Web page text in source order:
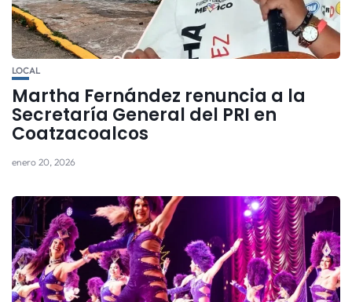
LOCAL
Martha Fernández renuncia a la
Secretaría General del PRI en
Coatzacoalcos
enero 20, 2026